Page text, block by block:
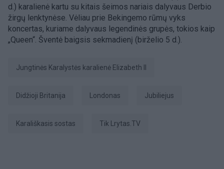
d.) karalienė kartu su kitais šeimos nariais dalyvaus Derbio
žirgų lenktynėse. Vėliau prie Bekingemo rūmų vyks
koncertas, kuriame dalyvaus legendinės grupės, tokios kaip
„Queen“. Šventė baigsis sekmadienį (birželio 5 d.).
Jungtinės Karalystės karalienė Elizabeth II
Didžioji Britanija Londonas Jubiliejus
karališkasis sostas tik Lrytas.TV